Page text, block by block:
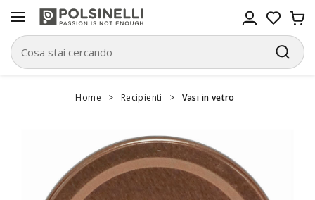
Home > Recipienti > Vasi in vetro